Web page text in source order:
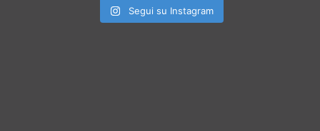
Segui su Instagram